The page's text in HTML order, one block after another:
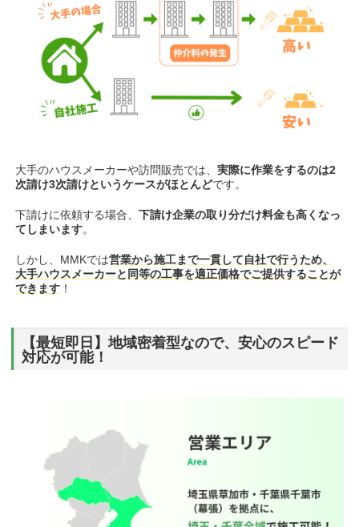
大手のハウスメーカーや訪問販売では、実際に作業をするのは2
次請け3次請けというケースがほとんどです。
下請けに依頼する場合、下請け企業の取り分だけ料金も高くなっ
てしまいます。
しかし、MMKでは営業から施工まで一貫して自社で行うため、
大手ハウスメーカーと同等の工事を適正価格でご提供することが
できます ！
【最短即日】地域密着型なので、安心のスピード
対応が可能！